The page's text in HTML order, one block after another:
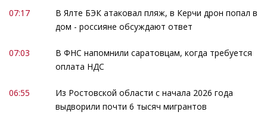
07:17
В Ялте БЭК атаковал пляж, в Керчи дрон попал в
дом - россияне обсуждают ответ
07:03
В ФНС напомнили саратовцам, когда требуется
оплата НДС
06:55
Из Ростовской области с начала 2026 года
выдворили почти 6 тысяч мигрантов